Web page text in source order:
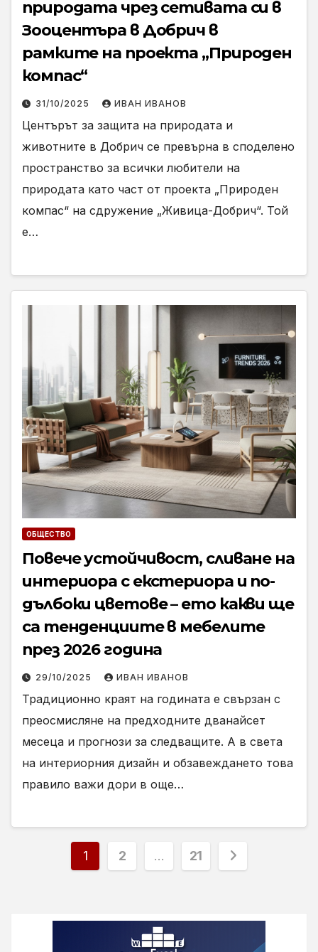
природата чрез сетивата си в
Зооцентъра в Добрич в
рамките на проекта „Природен
компас“
31/10/2025 ИВАН ИВАНОВ
Центърът за защита на природата и
животните в Добрич се превърна в споделено
пространство за всички любители на
природата като част от проекта „Природен
компас“ на сдружение „Живица-Добрич“. Той
е…
ОБЩЕСТВО
Повече устойчивост, сливане на
интериора с екстериора и по-
дълбоки цветове – ето какви ще
са тенденциите в мебелите
през 2026 година
29/10/2025 ИВАН ИВАНОВ
Традиционно краят на годината е свързан с
преосмисляне на предходните дванайсет
месеца и прогнози за следващите. А в света
на интериорния дизайн и обзавеждането това
правило важи дори в още…
Разделяне
публикациите
1 2 … 21